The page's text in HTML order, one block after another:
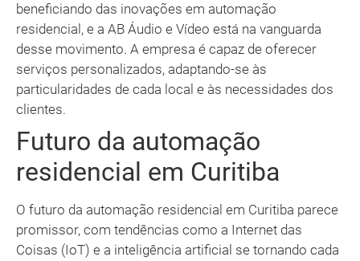
beneficiando das inovações em automação
residencial, e a AB Áudio e Vídeo está na vanguarda
desse movimento. A empresa é capaz de oferecer
serviços personalizados, adaptando-se às
particularidades de cada local e às necessidades dos
clientes.
Futuro da automação
residencial em Curitiba
O futuro da automação residencial em Curitiba parece
promissor, com tendências como a Internet das
Coisas (IoT) e a inteligência artificial se tornando cada